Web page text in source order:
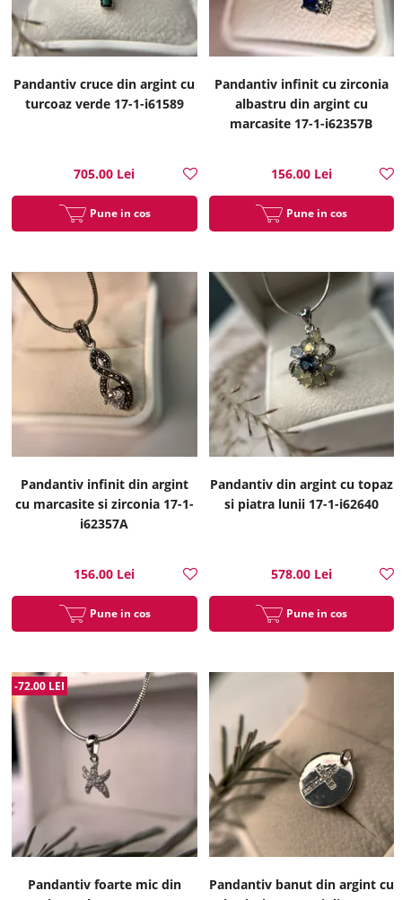
Pandantiv cruce din argint cu
turcoaz verde 17-1-i61589
705.00 Lei
Pune in cos
Pandantiv infinit cu zirconia
albastru din argint cu
marcasite 17-1-i62357B
156.00 Lei
Pune in cos
Pandantiv infinit din argint
cu marcasite si zirconia 17-1-
i62357A
156.00 Lei
Pune in cos
Pandantiv din argint cu topaz
si piatra lunii 17-1-i62640
578.00 Lei
Pune in cos
Pandantiv foarte mic din
-72.00 LEI
Pandantiv banut din argint cu